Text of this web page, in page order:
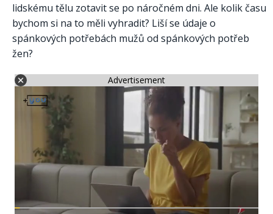
lidskému tělu zotavit se po náročném dni. Ale kolik času
bychom si na to měli vyhradit? Liší se údaje o
spánkových potřebách mužů od spánkových potřeb
žen?
Advertisement